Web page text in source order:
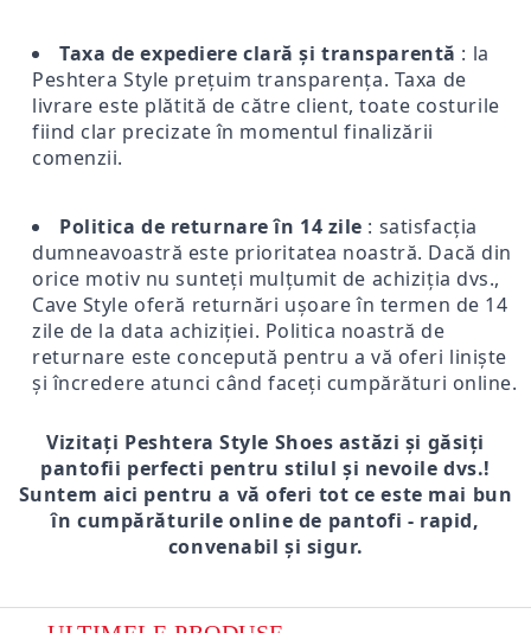
Taxa de expediere clară și transparentă : la
Peshtera Style prețuim transparența. Taxa de
livrare este plătită de către client, toate costurile
fiind clar precizate în momentul finalizării
comenzii.
Politica de returnare în 14 zile : satisfacția
dumneavoastră este prioritatea noastră. Dacă din
orice motiv nu sunteți mulțumit de achiziția dvs.,
Cave Style oferă returnări ușoare în termen de 14
zile de la data achiziției. Politica noastră de
returnare este concepută pentru a vă oferi liniște
și încredere atunci când faceți cumpărături online.
Vizitați Peshtera Style Shoes astăzi și găsiți
pantofii perfecti pentru stilul și nevoile dvs.!
Suntem aici pentru a vă oferi tot ce este mai bun
în cumpărăturile online de pantofi - rapid,
convenabil și sigur.